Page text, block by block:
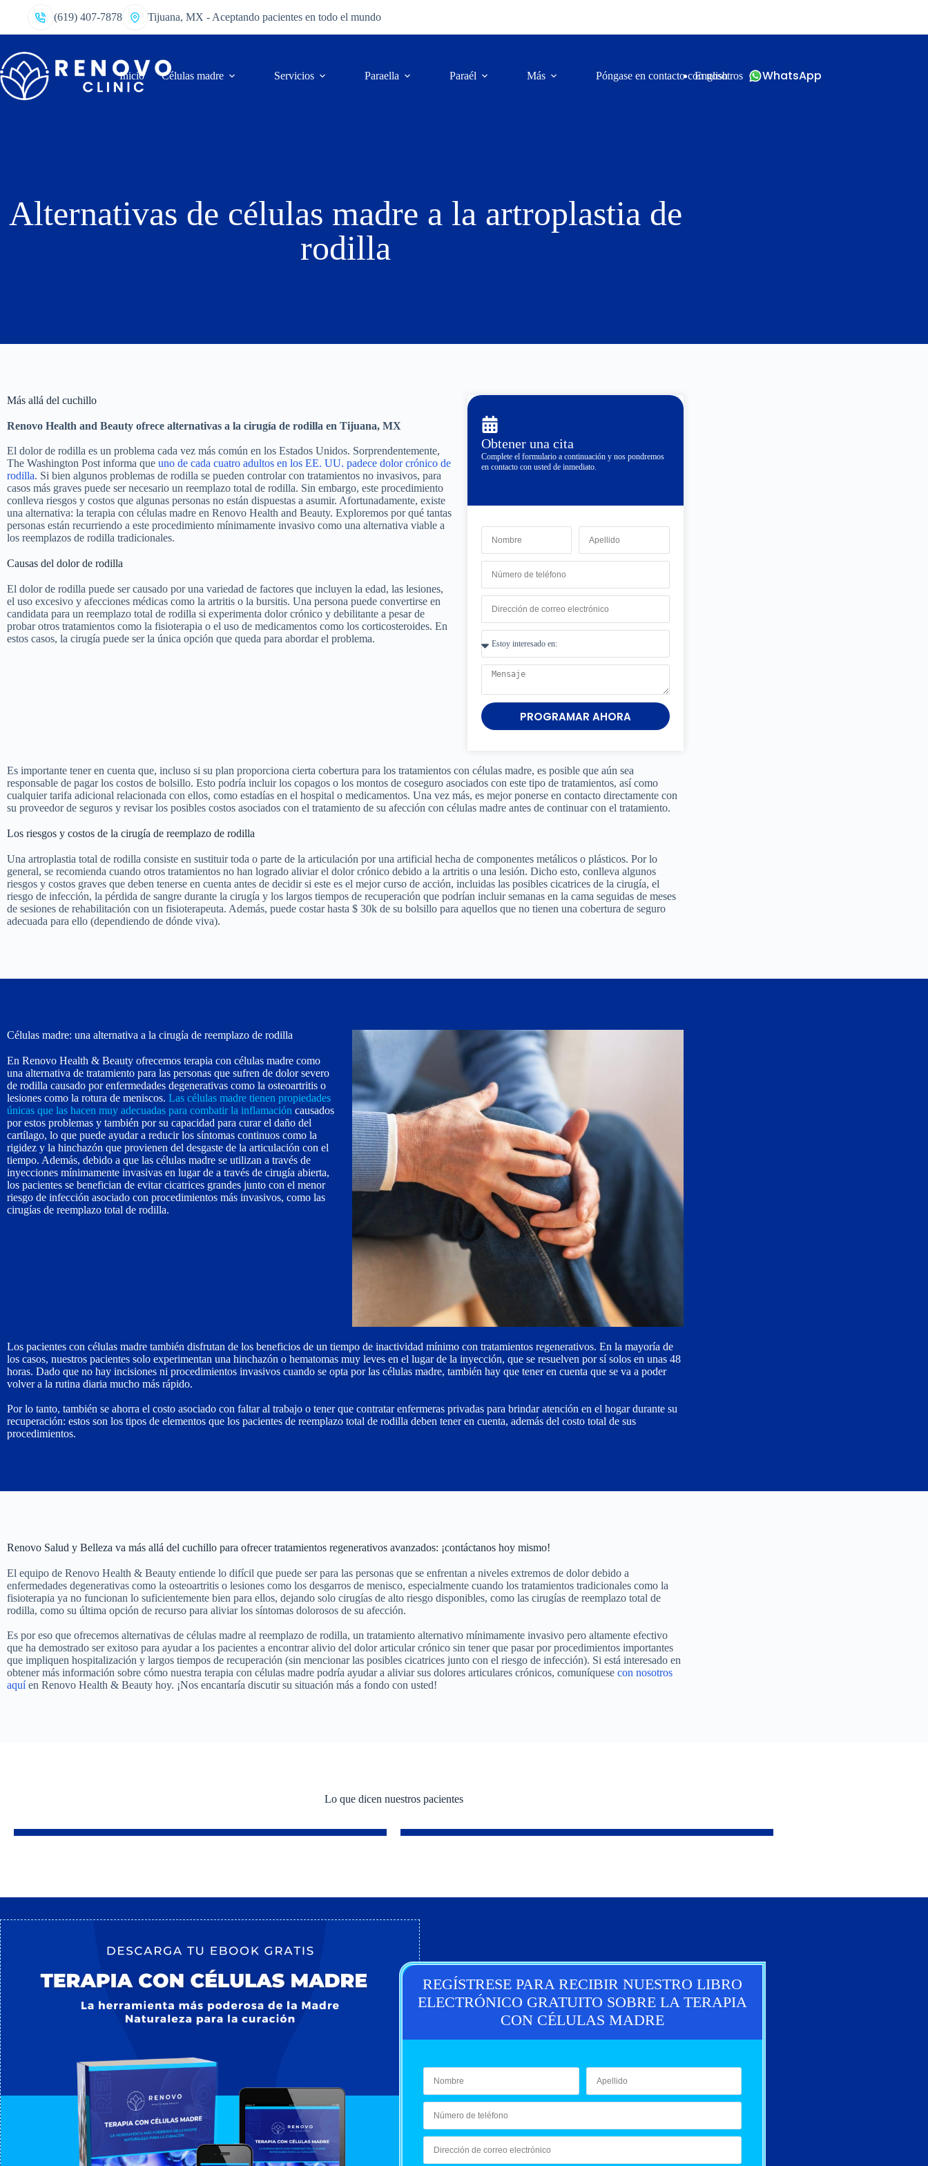
(619) 407-7878 Tijuana, MX - Aceptando pacientes en todo el mundo
Inicio Células madre Servicios Paraella Paraél Más Póngase en contacto con nosotros
English WhatsApp
Alternativas de células madre a la artroplastia de
rodilla
Más allá del cuchillo
Renovo Health and Beauty ofrece alternativas a la cirugía de rodilla en Tijuana, MX
El dolor de rodilla es un problema cada vez más común en los Estados Unidos. Sorprendentemente,
The Washington Post informa que uno de cada cuatro adultos en los EE. UU. padece dolor crónico de
rodilla. Si bien algunos problemas de rodilla se pueden controlar con tratamientos no invasivos, para
casos más graves puede ser necesario un reemplazo total de rodilla. Sin embargo, este procedimiento
conlleva riesgos y costos que algunas personas no están dispuestas a asumir. Afortunadamente, existe
una alternativa: la terapia con células madre en Renovo Health and Beauty. Exploremos por qué tantas
personas están recurriendo a este procedimiento mínimamente invasivo como una alternativa viable a
los reemplazos de rodilla tradicionales.
Causas del dolor de rodilla
El dolor de rodilla puede ser causado por una variedad de factores que incluyen la edad, las lesiones,
el uso excesivo y afecciones médicas como la artritis o la bursitis. Una persona puede convertirse en
candidata para un reemplazo total de rodilla si experimenta dolor crónico y debilitante a pesar de
probar otros tratamientos como la fisioterapia o el uso de medicamentos como los corticosteroides. En
estos casos, la cirugía puede ser la única opción que queda para abordar el problema.
Obtener una cita
Complete el formulario a continuación y nos pondremos
en contacto con usted de inmediato.
PROGRAMAR AHORA
Es importante tener en cuenta que, incluso si su plan proporciona cierta cobertura para los tratamientos con células madre, es posible que aún sea
responsable de pagar los costos de bolsillo. Esto podría incluir los copagos o los montos de coseguro asociados con este tipo de tratamientos, así como
cualquier tarifa adicional relacionada con ellos, como estadías en el hospital o medicamentos. Una vez más, es mejor ponerse en contacto directamente con
su proveedor de seguros y revisar los posibles costos asociados con el tratamiento de su afección con células madre antes de continuar con el tratamiento.
Los riesgos y costos de la cirugía de reemplazo de rodilla
Una artroplastia total de rodilla consiste en sustituir toda o parte de la articulación por una artificial hecha de componentes metálicos o plásticos. Por lo
general, se recomienda cuando otros tratamientos no han logrado aliviar el dolor crónico debido a la artritis o una lesión. Dicho esto, conlleva algunos
riesgos y costos graves que deben tenerse en cuenta antes de decidir si este es el mejor curso de acción, incluidas las posibles cicatrices de la cirugía, el
riesgo de infección, la pérdida de sangre durante la cirugía y los largos tiempos de recuperación que podrían incluir semanas en la cama seguidas de meses
de sesiones de rehabilitación con un fisioterapeuta. Además, puede costar hasta $ 30k de su bolsillo para aquellos que no tienen una cobertura de seguro
adecuada para ello (dependiendo de dónde viva).
Células madre: una alternativa a la cirugía de reemplazo de rodilla
En Renovo Health & Beauty ofrecemos terapia con células madre como
una alternativa de tratamiento para las personas que sufren de dolor severo
de rodilla causado por enfermedades degenerativas como la osteoartritis o
lesiones como la rotura de meniscos. Las células madre tienen propiedades
únicas que las hacen muy adecuadas para combatir la inflamación causados
por estos problemas y también por su capacidad para curar el daño del
cartílago, lo que puede ayudar a reducir los síntomas continuos como la
rigidez y la hinchazón que provienen del desgaste de la articulación con el
tiempo. Además, debido a que las células madre se utilizan a través de
inyecciones mínimamente invasivas en lugar de a través de cirugía abierta,
los pacientes se benefician de evitar cicatrices grandes junto con el menor
riesgo de infección asociado con procedimientos más invasivos, como las
cirugías de reemplazo total de rodilla.
Los pacientes con células madre también disfrutan de los beneficios de un tiempo de inactividad mínimo con tratamientos regenerativos. En la mayoría de
los casos, nuestros pacientes solo experimentan una hinchazón o hematomas muy leves en el lugar de la inyección, que se resuelven por sí solos en unas 48
horas. Dado que no hay incisiones ni procedimientos invasivos cuando se opta por las células madre, también hay que tener en cuenta que se va a poder
volver a la rutina diaria mucho más rápido.
Por lo tanto, también se ahorra el costo asociado con faltar al trabajo o tener que contratar enfermeras privadas para brindar atención en el hogar durante su
recuperación: estos son los tipos de elementos que los pacientes de reemplazo total de rodilla deben tener en cuenta, además del costo total de sus
procedimientos.
Renovo Salud y Belleza va más allá del cuchillo para ofrecer tratamientos regenerativos avanzados: ¡contáctanos hoy mismo!
El equipo de Renovo Health & Beauty entiende lo difícil que puede ser para las personas que se enfrentan a niveles extremos de dolor debido a
enfermedades degenerativas como la osteoartritis o lesiones como los desgarros de menisco, especialmente cuando los tratamientos tradicionales como la
fisioterapia ya no funcionan lo suficientemente bien para ellos, dejando solo cirugías de alto riesgo disponibles, como las cirugías de reemplazo total de
rodilla, como su última opción de recurso para aliviar los síntomas dolorosos de su afección.
Es por eso que ofrecemos alternativas de células madre al reemplazo de rodilla, un tratamiento alternativo mínimamente invasivo pero altamente efectivo
que ha demostrado ser exitoso para ayudar a los pacientes a encontrar alivio del dolor articular crónico sin tener que pasar por procedimientos importantes
que impliquen hospitalización y largos tiempos de recuperación (sin mencionar las posibles cicatrices junto con el riesgo de infección). Si está interesado en
obtener más información sobre cómo nuestra terapia con células madre podría ayudar a aliviar sus dolores articulares crónicos, comuníquese con nosotros
aquíen Renovo Health & Beauty hoy. ¡Nos encantaría discutir su situación más a fondo con usted!
Lo que dicen nuestros pacientes
REGÍSTRESE PARA RECIBIR NUESTRO LIBRO
ELECTRÓNICO GRATUITO SOBRE LA TERAPIA
CON CÉLULAS MADRE